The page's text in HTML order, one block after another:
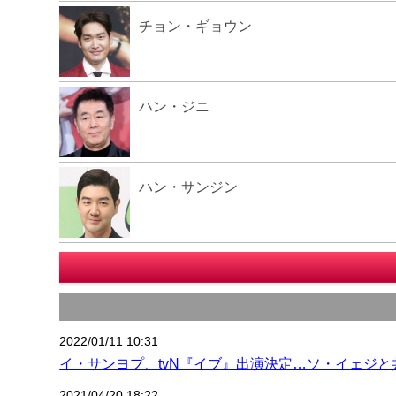
チョン・ギョウン
ハン・ジニ
ハン・サンジン
2022/01/11 10:31
イ・サンヨプ、tvN『イブ』出演決定…ソ・イェジと